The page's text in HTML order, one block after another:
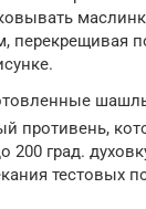
перекрещивая
противень,
200 град.
тестовых